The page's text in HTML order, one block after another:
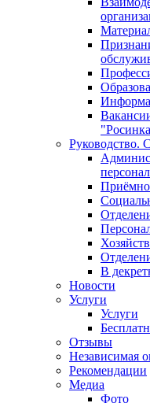
Руководство.
персонал
В
Новости
Услуги
Услуги
Отзывы
Независимая
Рекомендации
Медиа
Фото